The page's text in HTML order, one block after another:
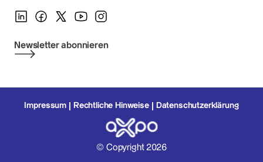
Newsletter abonnieren
Impressum Rechtliche Hinweise Datenschutzerklärung
© Copyright 2026